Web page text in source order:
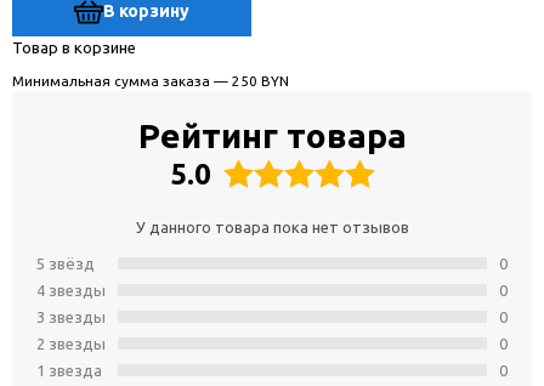
В корзину
Товар в корзине
Минимальная сумма заказа — 250 BYN
Рейтинг товара
5.0
У данного товара пока нет отзывов
5 звёзд
4 звeзды
3 звeзды
2 звeзды
1 звeзда
0
0
0
0
0